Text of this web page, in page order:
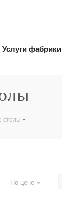
Услуги фабрики
столы
По цене